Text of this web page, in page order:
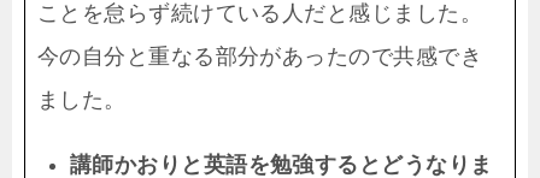
ことを怠らず続けている人だと感じました。
今の自分と重なる部分があったので共感でき
ました。
講師かおりと英語を勉強するとどうなりま